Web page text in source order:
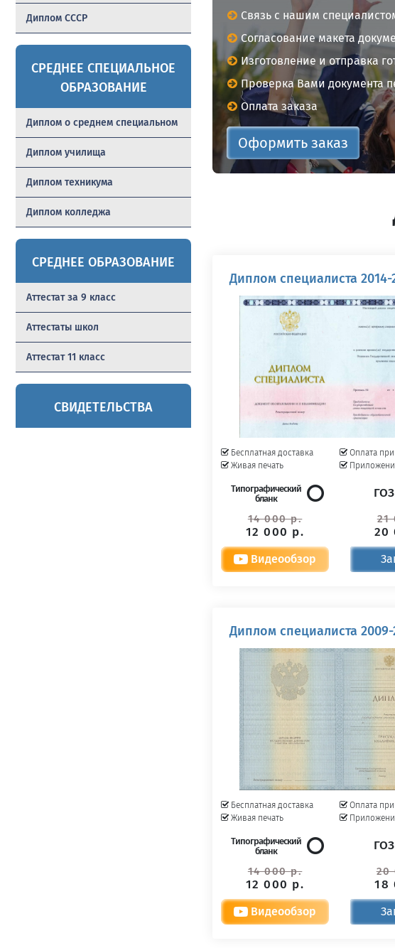
Диплом СССР
СРЕДНЕЕ СПЕЦИАЛЬНОЕ
ОБРАЗОВАНИЕ
Диплом о среднем специальном
Диплом училища
Диплом техникума
Диплом колледжа
СРЕДНЕЕ ОБРАЗОВАНИЕ
Аттестат за 9 класс
Аттестаты школ
Аттестат 11 класс
СВИДЕТЕЛЬСТВА
Связь с нашим
Согласование макета
Изготовление и отправка
Проверка Вами документа
Оплата заказа
Оформить заказ
Диплом специалиста 2014-
Бесплатная доставка
Живая печать
Оплата
Типографический
бланк
14 000 р.
12 000 р.
21
20
Видеообзор
Диплом специалиста 2009-
Бесплатная доставка
Живая печать
Оплата
Типографический
бланк
14 000 р.
12 000 р.
20
18
Видеообзор